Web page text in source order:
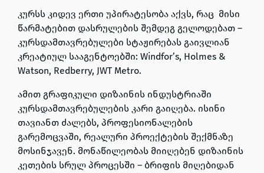
კურსს კიდევ ერთი უპირატესობა აქვს, რაც მისი
წარმატებით დასრულების შემდეგ გელოდებათ –
კურსდამთავრებულები სტაჟირებას გაივლიან
კრეატიულ სააგენტოებში: Windfor’s, Holmes &
Watson, Redberry, JWT Metro.
ამით გრაფიკული დიზაინის ინდუსტრიაში
კურსდამთავრებულების კარი გაიღება. ისინი
თავიანთ ძალებს, პროფესიონალების
გარემოცვაში, რეალური პროექტების შექმნაზე
მოსინჯავენ. მონაწილეობას მიიღებენ დიზაინის
კეთების სრულ პროცესში – ბრიფის მიღებიდან